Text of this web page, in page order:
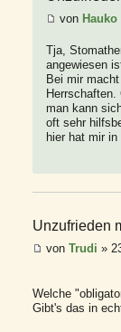
von Hauko
Tja,
angewiesen
Bei mir
man kann
oft sehr
hier hat mir
Unzufrieden
von Trudi »
Welche
Gibt's das in